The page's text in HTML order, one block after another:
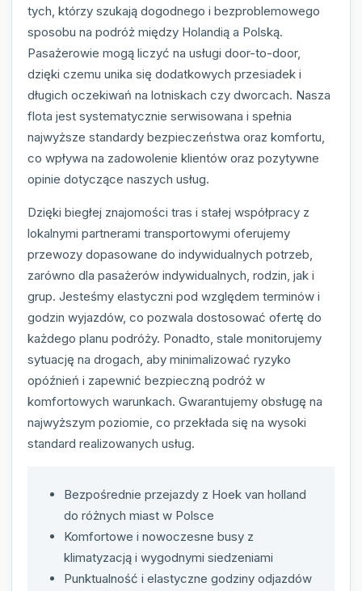
tych, którzy szukają dogodnego i bezproblemowego
sposobu na podróż między Holandią a Polską.
Pasażerowie mogą liczyć na usługi door-to-door,
dzięki czemu unika się dodatkowych przesiadek i
długich oczekiwań na lotniskach czy dworcach. Nasza
flota jest systematycznie serwisowana i spełnia
najwyższe standardy bezpieczeństwa oraz komfortu,
co wpływa na zadowolenie klientów oraz pozytywne
opinie dotyczące naszych usług.
Dzięki biegłej znajomości tras i stałej współpracy z
lokalnymi partnerami transportowymi oferujemy
przewozy dopasowane do indywidualnych potrzeb,
zarówno dla pasażerów indywidualnych, rodzin, jak i
grup. Jesteśmy elastyczni pod względem terminów i
godzin wyjazdów, co pozwala dostosować ofertę do
każdego planu podróży. Ponadto, stale monitorujemy
sytuację na drogach, aby minimalizować ryzyko
opóźnień i zapewnić bezpieczną podróż w
komfortowych warunkach. Gwarantujemy obsługę na
najwyższym poziomie, co przekłada się na wysoki
standard realizowanych usług.
Bezpośrednie przejazdy z Hoek van holland
do różnych miast w Polsce
Komfortowe i nowoczesne busy z
klimatyzacją i wygodnymi siedzeniami
Punktualność i elastyczne godziny odjazdów